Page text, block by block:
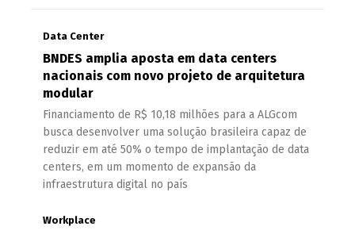
Data Center
BNDES amplia aposta em data centers
nacionais com novo projeto de arquitetura
modular
Financiamento de R$ 10,18 milhões para a ALGcom
busca desenvolver uma solução brasileira capaz de
reduzir em até 50% o tempo de implantação de data
centers, em um momento de expansão da
infraestrutura digital no país
Workplace